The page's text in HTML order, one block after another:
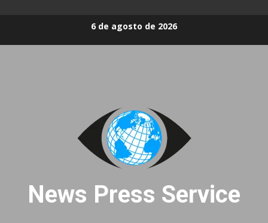
6 de agosto de 2026
News Press Service